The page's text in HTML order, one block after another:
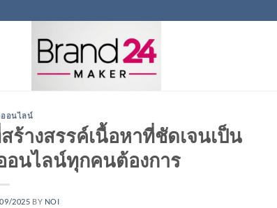
ออนไลน์
ร้างสรรค์เนื้อหาที่ชัดเจนเป็น
อนไลน์ทุกคนต้องการ
2025 BY NOI